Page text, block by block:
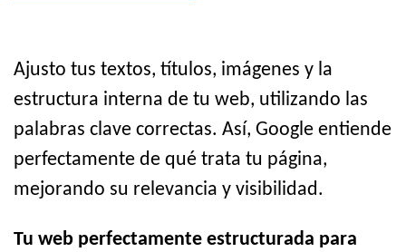
Ajusto tus textos, títulos, imágenes y la
estructura interna de tu web, utilizando las
palabras clave correctas. Así, Google entiende
perfectamente de qué trata tu página,
mejorando su relevancia y visibilidad.
Tu web perfectamente estructurada para